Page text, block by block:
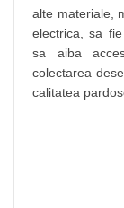
alte materiale,
electrica, sa
sa aiba
colectarea
calitatea